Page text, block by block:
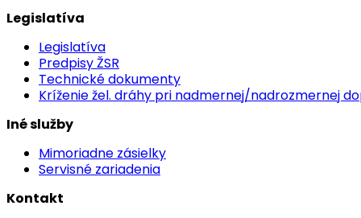
Legislatíva
Legislatíva
Predpisy ŽSR
Technické dokumenty
Kríženie žel. dráhy pri nadmernej/nadrozmernej
Iné služby
Mimoriadne zásielky
Servisné zariadenia
Kontakt